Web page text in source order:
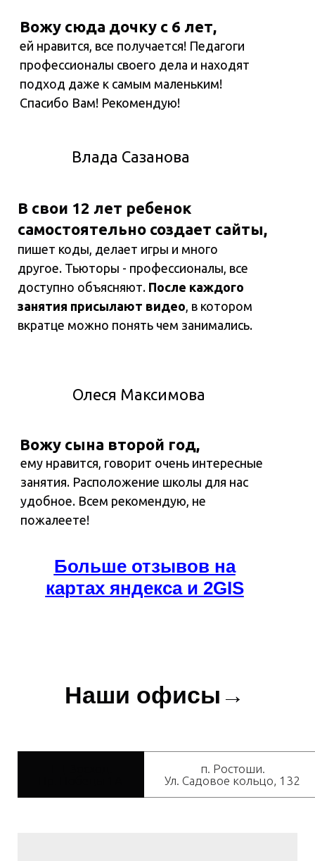
Больше отзывов на
картах яндекса и 2GIS
В свои 12 лет ребенок
самостоятельно создает сайты,
пишет коды, делает игры и много
другое. Тьюторы - профессионалы, все
доступно объясняют. После каждого
занятия присылают видео, в котором
вкратце можно понять чем занимались.
Влада Сазанова
Вожу сына второй год,
ему нравится, говорит очень интересные
занятия. Расположение школы для нас
удобное. Всем рекомендую, не
пожалеете!
Олеся Максимова
Вожу сюда дочку с 6 лет,
ей нравится, все получается! Педагоги
профессионалы своего дела и находят
подход даже к самым маленьким!
Спасибо Вам! Рекомендую!
Наши офисы→
п. Ростоши.
Ул. Садовое кольцо, 132